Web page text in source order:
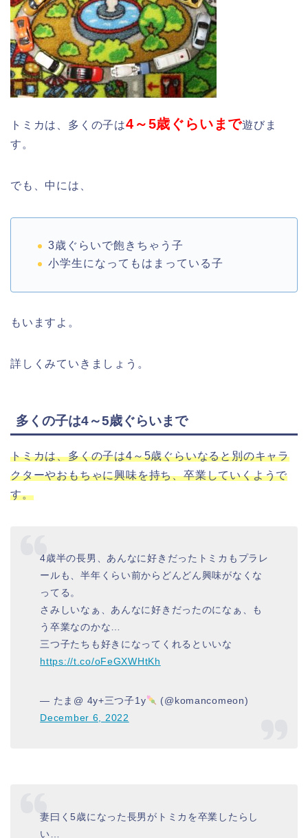
トミカは、多くの子は4～5歳ぐらいまで遊びま
す。
でも、中には、
3歳ぐらいで飽きちゃう子
小学生になってもはまっている子
もいますよ。
詳しくみていきましょう。
多くの子は4～5歳ぐらいまで
トミカは、多くの子は4～5歳ぐらいなると別のキャラ
クターやおもちゃに興味を持ち、卒業していくようで
す。
4歳半の長男、あんなに好きだったトミカもプラレ
ールも、半年くらい前からどんどん興味がなくな
ってる。
さみしいなぁ、あんなに好きだったのになぁ、も
う卒業なのかな…
三つ子たちも好きになってくれるといいな
https://t.co/oFeGXWHtKh
— たま@ 4y+三つ子1y
(@komancomeon)
December 6, 2022
妻曰く5歳になった長男がトミカを卒業したらし
い…